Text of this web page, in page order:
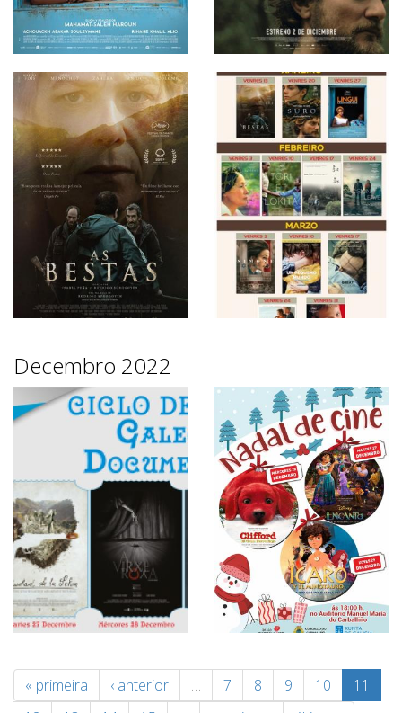
Decembro 2022
« primeira ‹ anterior … 7 8 9 10
11